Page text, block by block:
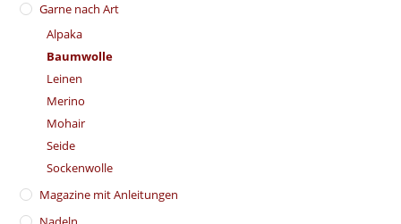
Garne nach Art
Alpaka
Baumwolle
Leinen
Merino
Mohair
Seide
Sockenwolle
Magazine mit Anleitungen